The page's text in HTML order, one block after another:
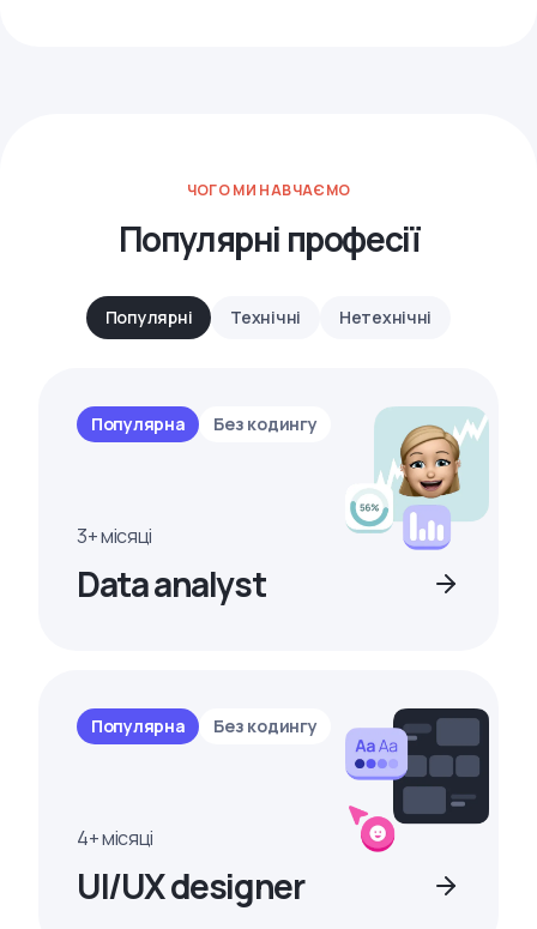
ЧОГО МИ НАВЧАЄМО
Популярні професії
Популярні Технічні Нетехнічні
Популярна Без кодингу
3+ місяці
Data analyst
Популярна Без кодингу
4+ місяці
UI/UX designer